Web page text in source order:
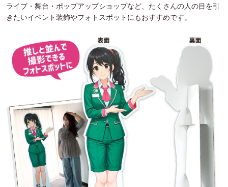
ライブ・舞台・ポップアップショップなど、たくさんの人の目を引
きたいイベント装飾やフォトスポットにもおすすめです。